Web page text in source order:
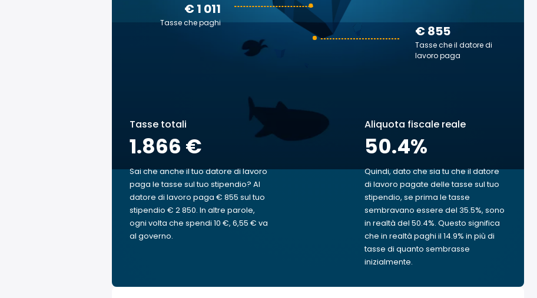
€ 855
Tasse che il datore di
lavoro paga
€ 1 011
Tasse che paghi
Tasse totali
1.866 €
Sai che anche il tuo datore di lavoro
paga le tasse sul tuo stipendio? Al
datore di lavoro paga € 855 sul tuo
stipendio € 2 850. In altre parole,
ogni volta che spendi 10 €, 6,55 € va
al governo.
Aliquota fiscale reale
50.4%
Quindi, dato che sia tu che il datore
di lavoro pagate delle tasse sul tuo
stipendio, se prima le tasse
sembravano essere del 35.5%, sono
in realtà del 50.4%. Questo significa
che in realtà paghi il 14.9% in più di
tasse di quanto sembrasse
inizialmente.